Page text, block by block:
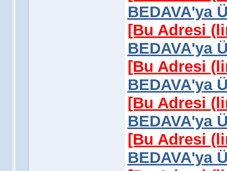
BEDAVA'ya
[Bu Adresi
BEDAVA'ya
[Bu Adresi
BEDAVA'ya
[Bu Adresi
BEDAVA'ya
[Bu Adresi
BEDAVA'ya